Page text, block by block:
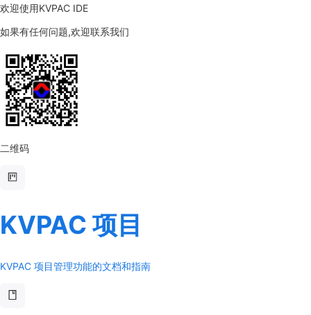
欢迎使用KVPAC IDE
如果有任何问题,欢迎联系我们
二维码
KVPAC 项目
KVPAC 项目管理功能的文档和指南